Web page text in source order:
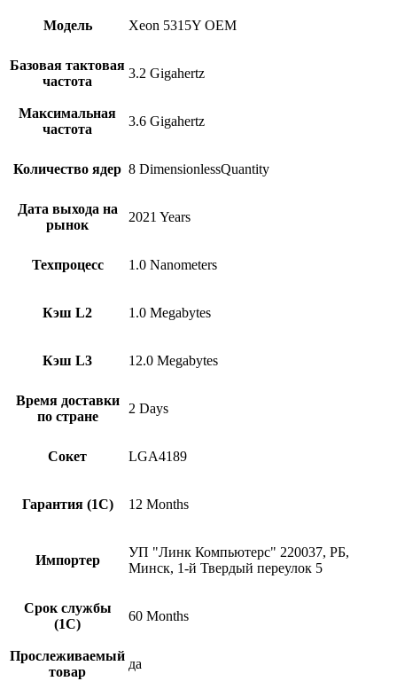
Модель Xeon 5315Y OEM
Базовая тактовая
частота
3.2 Gigahertz
Максимальная
частота
3.6 Gigahertz
Количество ядер 8 DimensionlessQuantity
Дата выхода на
рынок
2021 Years
Техпроцесс 1.0 Nanometers
Кэш L2 1.0 Megabytes
Кэш L3 12.0 Megabytes
Время доставки
по стране
2 Days
Сокет LGA4189
Гарантия (1С) 12 Months
Импортер
УП "Линк Компьютерс" 220037, РБ,
Минск, 1-й Твердый переулок 5
Срок службы
(1С)
60 Months
Прослеживаемый
товар
да